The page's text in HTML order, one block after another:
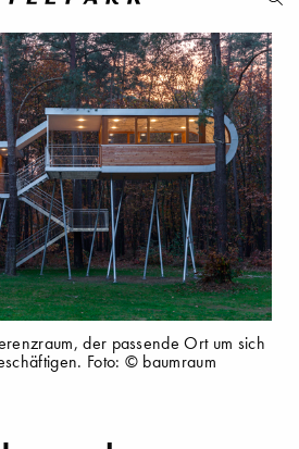
der passende Ort um sich
Foto: © baumraum